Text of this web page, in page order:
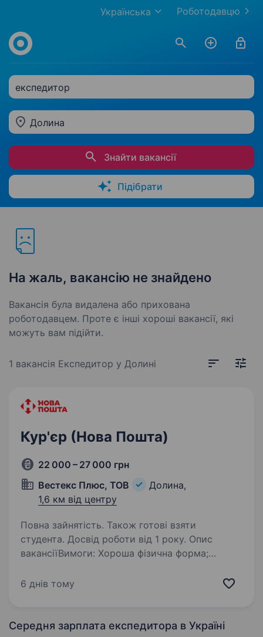
Роботодавцю
Українська
експедитор
Долина
Знайти вакансії
Підібрати
На жаль, вакансію не знайдено
Вакансія була видалена або прихована
роботодавцем. Проте є інші хороші вакансії, які
можуть вам підійти.
1 вакансія Експедитор у Долині
Кур'єр (Нова Пошта)
22 000 – 27 000 грн
Вестекс Плюс, ТОВ
Долина,
1,6 км від центру
Повна зайнятість. Також готові взяти
студента. Досвід роботи від 1 року. Опис
вакансіїВимоги: Хороша фізична форма;
порядність; бажання працювати водійське
6 днів тому
Середня зарплата експедитора в Україні